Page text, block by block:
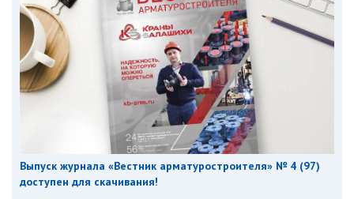
Выпуск журнала «Вестник арматуростроителя» № 4 (97)
доступен для скачивания!